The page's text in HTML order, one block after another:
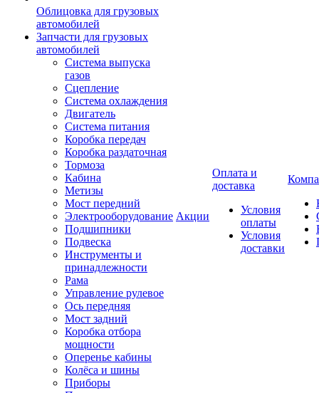
Облицовка для грузовых
автомобилей
Запчасти для грузовых
автомобилей
Система выпуска
газов
Сцепление
Система охлаждения
Двигатель
Система питания
Коробка передач
Коробка раздаточная
Тормоза
Кабина
Метизы
Мост передний
Электрооборудование
Подшипники
Подвеска
Инструменты и
принадлежности
Рама
Управление рулевое
Ось передняя
Мост задний
Коробка отбора
мощности
Оперенье кабины
Колёса и шины
Приборы
Акции
Оплата и
доставка
Условия
оплаты
Условия
доставки